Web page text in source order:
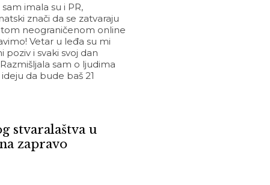
imala su i PR,
znači da se zatvaraju
tom neograničenom online
Vetar u leđa su mi
i svaki svoj dan
sam o ljudima
da bude baš 21
stvaralaštva u
zapravo